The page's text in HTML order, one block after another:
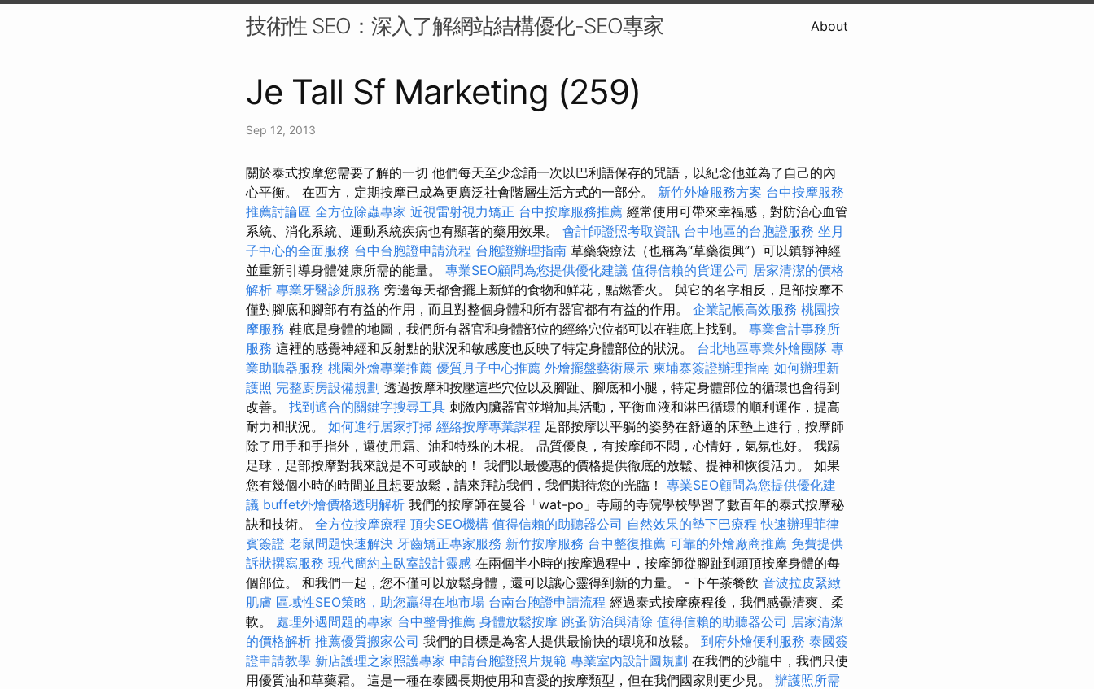
技術性 SEO：深入了解網站結構優化-SEO專家 About
Je Tall Sf Marketing (259)
Sep 12, 2013
關於泰式按摩您需要了解的一切 他們每天至少念誦一次以巴利語保存的咒語，以紀念他並為了自己的內
心平衡。 在西方，定期按摩已成為更廣泛社會階層生活方式的一部分。 新竹外燴服務方案 台中按摩服務
推薦討論區 全方位除蟲專家 近視雷射視力矯正 台中按摩服務推薦 經常使用可帶來幸福感，對防治心血管
系統、消化系統、運動系統疾病也有顯著的藥用效果。 會計師證照考取資訊 台中地區的台胞證服務 坐月
子中心的全面服務 台中台胞證申請流程 台胞證辦理指南 草藥袋療法（也稱為“草藥復興”）可以鎮靜神經
並重新引導身體健康所需的能量。 專業SEO顧問為您提供優化建議 值得信賴的貨運公司 居家清潔的價格
解析 專業牙醫診所服務 旁邊每天都會擺上新鮮的食物和鮮花，點燃香火。 與它的名字相反，足部按摩不
僅對腳底和腳部有有益的作用，而且對整個身體和所有器官都有有益的作用。 企業記帳高效服務 桃園按
摩服務 鞋底是身體的地圖，我們所有器官和身體部位的經絡穴位都可以在鞋底上找到。 專業會計事務所
服務 這裡的感覺神經和反射點的狀況和敏感度也反映了特定身體部位的狀況。 台北地區專業外燴團隊 專
業助聽器服務 桃園外燴專業推薦 優質月子中心推薦 外燴擺盤藝術展示 柬埔寨簽證辦理指南 如何辦理新
護照 完整廚房設備規劃 透過按摩和按壓這些穴位以及腳趾、腳底和小腿，特定身體部位的循環也會得到
改善。 找到適合的關鍵字搜尋工具 刺激內臟器官並增加其活動，平衡血液和淋巴循環的順利運作，提高
耐力和狀況。 如何進行居家打掃 經絡按摩專業課程 足部按摩以平躺的姿勢在舒適的床墊上進行，按摩師
除了用手和手指外，還使用霜、油和特殊的木棍。 品質優良，有按摩師不悶，心情好，氣氛也好。 我踢
足球，足部按摩對我來說是不可或缺的！ 我們以最優惠的價格提供徹底的放鬆、提神和恢復活力。 如果
您有幾個小時的時間並且想要放鬆，請來拜訪我們，我們期待您的光臨！ 專業SEO顧問為您提供優化建
議 buffet外燴價格透明解析 我們的按摩師在曼谷「wat-po」寺廟的寺院學校學習了數百年的泰式按摩秘
訣和技術。 全方位按摩療程 頂尖SEO機構 值得信賴的助聽器公司 自然效果的墊下巴療程 快速辦理菲律
賓簽證 老鼠問題快速解決 牙齒矯正專家服務 新竹按摩服務 台中整復推薦 可靠的外燴廠商推薦 免費提供
訴狀撰寫服務 現代簡約主臥室設計靈感 在兩個半小時的按摩過程中，按摩師從腳趾到頭頂按摩身體的每
個部位。 和我們一起，您不僅可以放鬆身體，還可以讓心靈得到新的力量。 - 下午茶餐飲 音波拉皮緊緻
肌膚 區域性SEO策略，助您贏得在地市場 台南台胞證申請流程 經過泰式按摩療程後，我們感覺清爽、柔
軟。 處理外遇問題的專家 台中整骨推薦 身體放鬆按摩 跳蚤防治與清除 值得信賴的助聽器公司 居家清潔
的價格解析 推薦優質搬家公司 我們的目標是為客人提供最愉快的環境和放鬆。 到府外燴便利服務 泰國簽
證申請教學 新店護理之家照護專家 申請台胞證照片規範 專業室內設計圖規劃 在我們的沙龍中，我們只使
用優質油和草藥霜。 這是一種在泰國長期使用和喜愛的按摩類型，但在我們國家則更少見。 辦護照所需